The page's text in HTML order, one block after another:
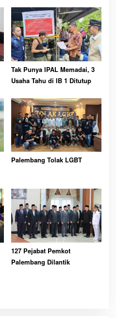
Tak Punya IPAL Memadai, 3
Usaha Tahu di IB 1 Ditutup
Palembang Tolak LGBT
127 Pejabat Pemkot
Palembang Dilantik